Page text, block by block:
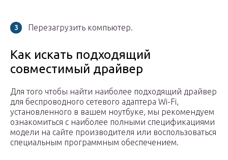
Перезагрузить компьютер.
Как искать подходящий
совместимый драйвер
Для того чтобы найти наиболее подходящий драйвер
для беспроводного сетевого адаптера Wi-Fi,
установленного в вашем ноутбуке, мы рекомендуем
ознакомиться с наиболее полными спецификациями
модели на сайте производителя или воспользоваться
специальным программным обеспечением.